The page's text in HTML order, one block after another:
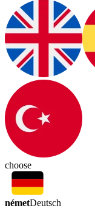
choose
németDeutsch